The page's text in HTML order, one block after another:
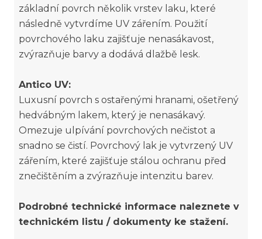
základní povrch několik vrstev laku, které
následně vytvrdíme UV zářením. Použití
povrchového laku zajišťuje nenasákavost,
zvýrazňuje barvy a dodává dlažbě lesk.
Antico UV:
Luxusní povrch s ostařenými hranami, ošetřený
hedvábným lakem, který je nenasákavý.
Omezuje ulpívání povrchových nečistot a
snadno se čistí. Povrchový lak je vytvrzený UV
zářením, které zajišťuje stálou ochranu před
znečištěním a zvýrazňuje intenzitu barev.
Podrobné technické informace naleznete v
technickém listu / dokumenty ke stažení.